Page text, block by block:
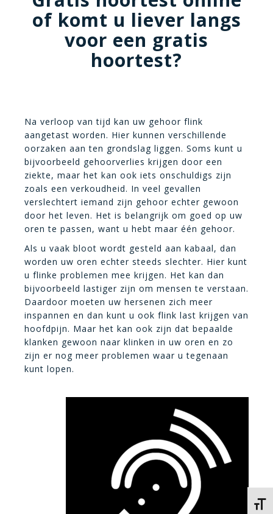
of komt u liever langs
voor een gratis
hoortest?
Na verloop van tijd kan uw gehoor flink
aangetast worden. Hier kunnen verschillende
oorzaken aan ten grondslag liggen. Soms kunt u
bijvoorbeeld gehoorverlies krijgen door een
ziekte, maar het kan ook iets onschuldigs zijn
zoals een verkoudheid. In veel gevallen
verslechtert iemand zijn gehoor echter gewoon
door het leven. Het is belangrijk om goed op uw
oren te passen, want u hebt maar één gehoor.
Als u vaak bloot wordt gesteld aan kabaal, dan
worden uw oren echter steeds slechter. Hier kunt
u flinke problemen mee krijgen. Het kan dan
bijvoorbeeld lastiger zijn om mensen te verstaan.
Daardoor moeten uw hersenen zich meer
inspannen en dan kunt u ook flink last krijgen van
hoofdpijn. Maar het kan ook zijn dat bepaalde
klanken gewoon naar klinken in uw oren en zo
zijn er nog meer problemen waar u tegenaan
kunt lopen.